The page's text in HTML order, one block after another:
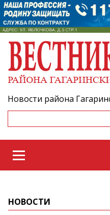
Новости района
НОВОСТИ